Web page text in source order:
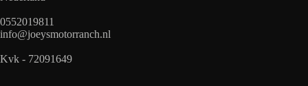
0552019811
info@joeysmotorranch.nl
Kvk - 72091649